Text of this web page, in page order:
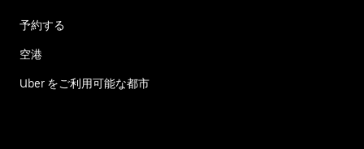
予約する
空港
Uber をご利用可能な都市